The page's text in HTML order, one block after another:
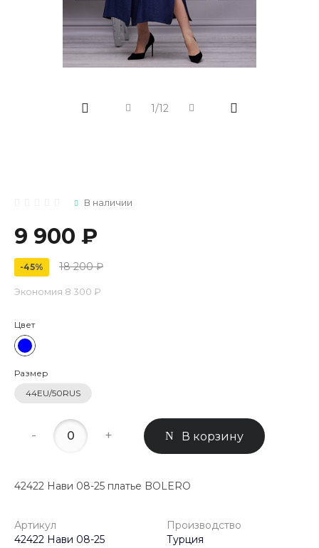
1/12
В наличии
9 900 ₽
-45% 18 200 ₽
Экономия 8 300 ₽
Цвет
Размер
44EU/50RUS
- + В корзину
42422 Нави 08-25 платье BOLERO
Артикул
42422 Нави 08-25
Производство
Турция